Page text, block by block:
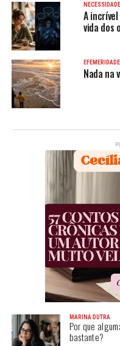
A
vida dos
EFEMERIDADE
Nada na
MARINA DUTRA
Por que
bastante?